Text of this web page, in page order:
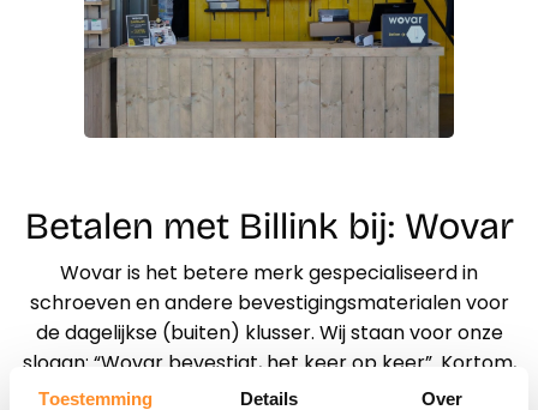
Toestemming Details Over
Betalen met Billink bij: Wovar
Wovar is het betere merk gespecialiseerd in
schroeven en andere bevestigingsmaterialen voor
de dagelijkse (buiten) klusser. Wij staan voor onze
slogan: “Wovar bevestigt, het keer op keer”. Kortom,
wij leveren kwaliteit schroeven, ijzerwaren en andere